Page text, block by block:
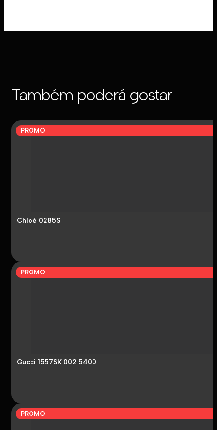
Também poderá gostar
PROMO
Chloé 0285S
PROMO
Gucci 1557SK 002 5400
PROMO